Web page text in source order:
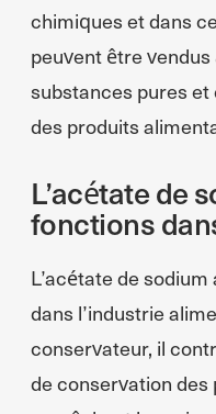
chimiques et dans
peuvent être
substances pures et
des produits
L’acétate de
fonctions
L’acétate de
dans l’industrie
conservateur, il
de conservation